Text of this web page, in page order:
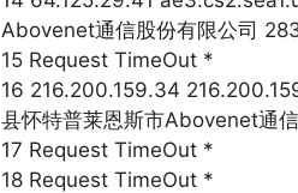
Abovenet通信股份有限公司
15 Request TimeOut *
16 216.200.159.34
县怀特普莱恩斯市Abovenet通
17 Request TimeOut *
18 Request TimeOut *